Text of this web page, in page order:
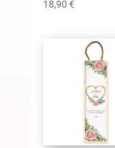
18,90 €